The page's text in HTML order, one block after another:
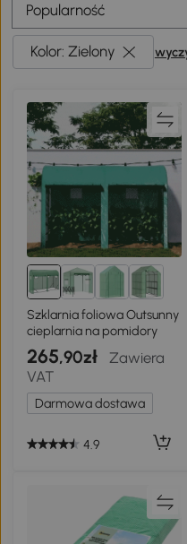
Popularność
Kolor: Zielony
Szklarnia foliowa Outsunny
cieplarnia na pomidory
265,90zł
Zawiera
VAT
Darmowa dostawa
4.9